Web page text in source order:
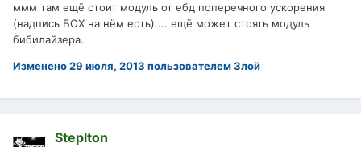
ммм там ещё стоит модуль от ебд поперечного ускорения
(надпись БОХ на нём есть).... ещё может стоять модуль
бибилайзера.
Изменено29 июля, 2013 пользователем Злой
Steplton